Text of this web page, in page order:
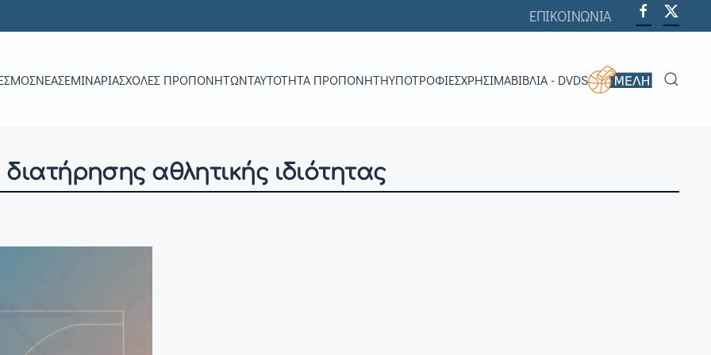
ΕΠΙΚΟΙΝΩΝΙΑ
ΝΕΑΣΕΜΙΝΆΡΙΑΣΧΟΛΈΣ ΠΡΟΠΟΝΗΤΏΝΤΑΥΤΌΤΗΤΑ ΠΡΟΠΟΝΗΤΉΥΠΟΤΡΟΦΊΕΣΧΡΗΣΙΜΑΒΙΒΛΊΑ - DVDS
αθλητικής ιδιότητας